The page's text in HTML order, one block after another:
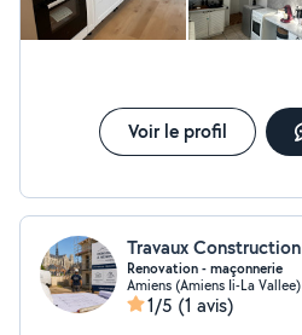
Voir le profil
Travaux Construction
Renovation - maçonnerie
Amiens (Amiens Ii-La Vallee)
1/5 (1 avis)